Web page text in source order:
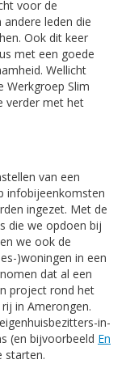
voor de
leden die
Ook dit keer
met een goede
Wellicht
Werkgroep Slim
verder met het
van een
infobijeenkomsten
ingezet. Met de
die we opdoen bij
we ook de
)woningen in een
dat al een
project rond het
in Amerongen.
in-
(en bijvoorbeeld En
starten.